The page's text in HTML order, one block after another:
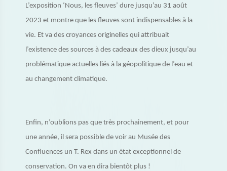
L’exposition ‘Nous, les fleuves’ dure jusqu’au 31 août
2023 et montre que les fleuves sont indispensables à la
vie. Et va des croyances originelles qui attribuait
l’existence des sources à des cadeaux des dieux jusqu’au
problématique actuelles liés à la géopolitique de l’eau et
au changement climatique.
Enfin, n’oublions pas que très prochainement, et pour
une année, il sera possible de voir au Musée des
Confluences un T. Rex dans un état exceptionnel de
conservation. On va en dira bientôt plus !